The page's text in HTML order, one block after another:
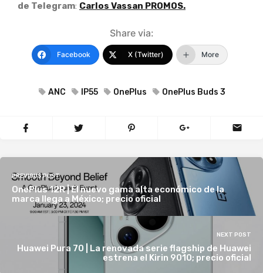
de Telegram: Carlos Vassan PROMOS.
Share via:
Facebook X (Twitter) More
ANC IP55 OnePlus OnePlus Buds 3
PREVIOUS POST
OnePlus 12R | El nuevo gama alta económico de la
marca llega a México; precio oficial
NEXT POST
Huawei Pura 70 | La renovada serie flagship de Huawei
estrena el Kirin 9010; precio oficial